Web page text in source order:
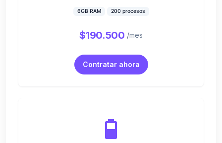
6GB RAM 200 procesos
$190.500 /mes
Contratar ahora